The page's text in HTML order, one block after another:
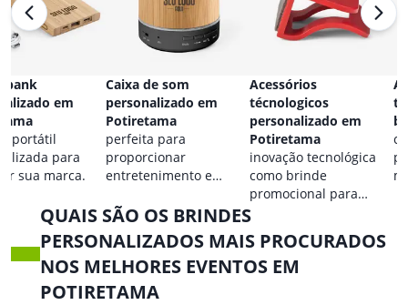
bank
em
portátil
para
sua marca.
Caixa de som
personalizado em
Potiretama
perfeita para
proporcionar
entretenimento e
qualquer ocasião.
Acessórios
técnologicos
personalizado em
Potiretama
inovação tecnológica
como brinde
promocional para
eventos.
QUAIS SÃO OS BRINDES
PERSONALIZADOS MAIS PROCURADOS
NOS MELHORES EVENTOS EM
POTIRETAMA